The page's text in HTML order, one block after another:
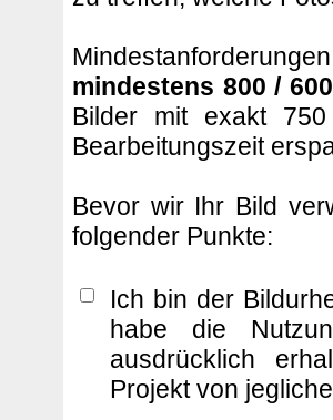
mindestens 800 /
Bilder mit exakt
Bearbeitungszeit
Bevor wir Ihr Bild
folgender Punkte:
Ich bin der
habe die
ausdrücklich
Projekt von